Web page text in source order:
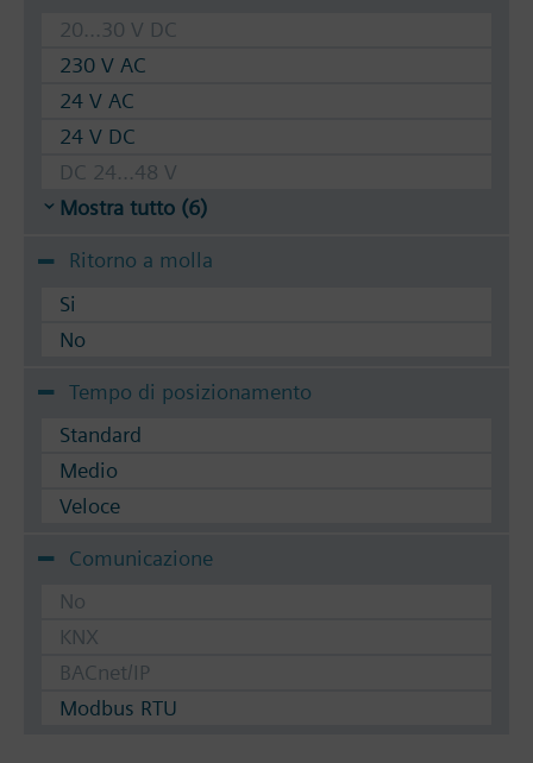
20...30 V DC
230 V AC
24 V AC
24 V DC
DC 24...48 V
Mostra tutto (6)
Ritorno a molla
Si
No
Tempo di posizionamento
Standard
Medio
Veloce
Comunicazione
No
KNX
BACnet/IP
Modbus RTU